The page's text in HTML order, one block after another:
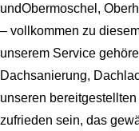
undObermoschel,
– vollkommen zu
unserem Service
Dachsanierung,
unseren
zufrieden sein, das